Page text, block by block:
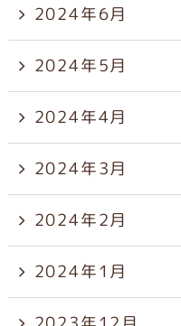
2024年6月
2024年5月
2024年4月
2024年3月
2024年2月
2024年1月